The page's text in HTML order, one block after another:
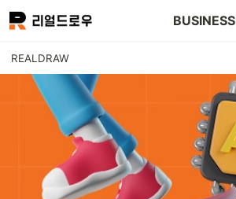
BUSINESS
REALDRAW